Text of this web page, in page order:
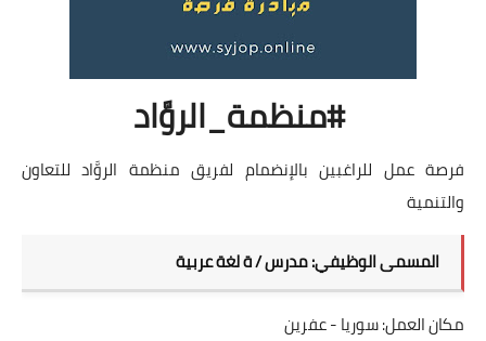
#منظمة_الروَّاد
فرصة عمل للراغبين بالإنضمام لفريق منظمة الروَّاد للتعاون
والتنمية
المسمى الوظيفي: مدرس / ة لغة عربية
مكان العمل: سوريا - عفرين